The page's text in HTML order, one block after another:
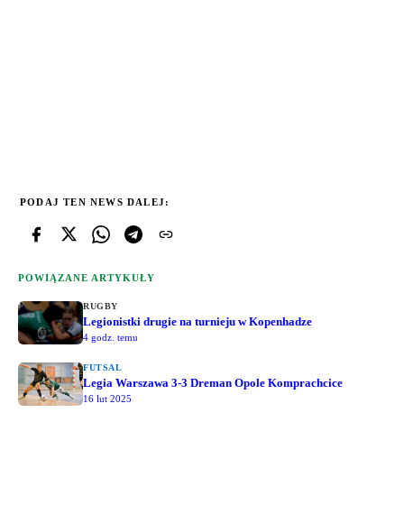
PODAJ TEN NEWS DALEJ:
POWIĄZANE ARTYKUŁY
RUGBY
Legionistki drugie na turnieju w Kopenhadze
4 godz. temu
FUTSAL
Legia Warszawa 3-3 Dreman Opole Komprachcice
16 lut 2025